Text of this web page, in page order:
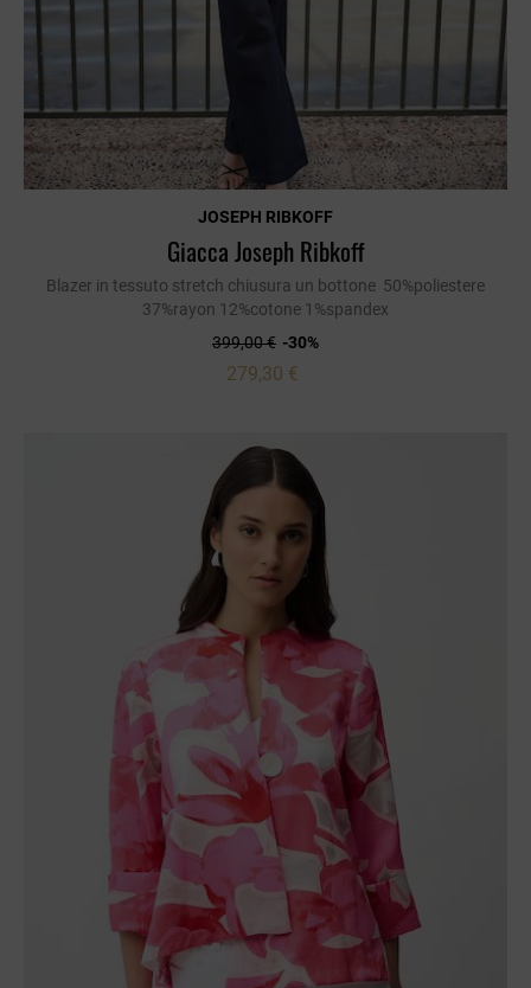
JOSEPH RIBKOFF
Giacca Joseph Ribkoff
Blazer in tessuto stretch chiusura un bottone 50%poliestere
37%rayon 12%cotone 1%spandex
399,00 € -30%
279,30 €